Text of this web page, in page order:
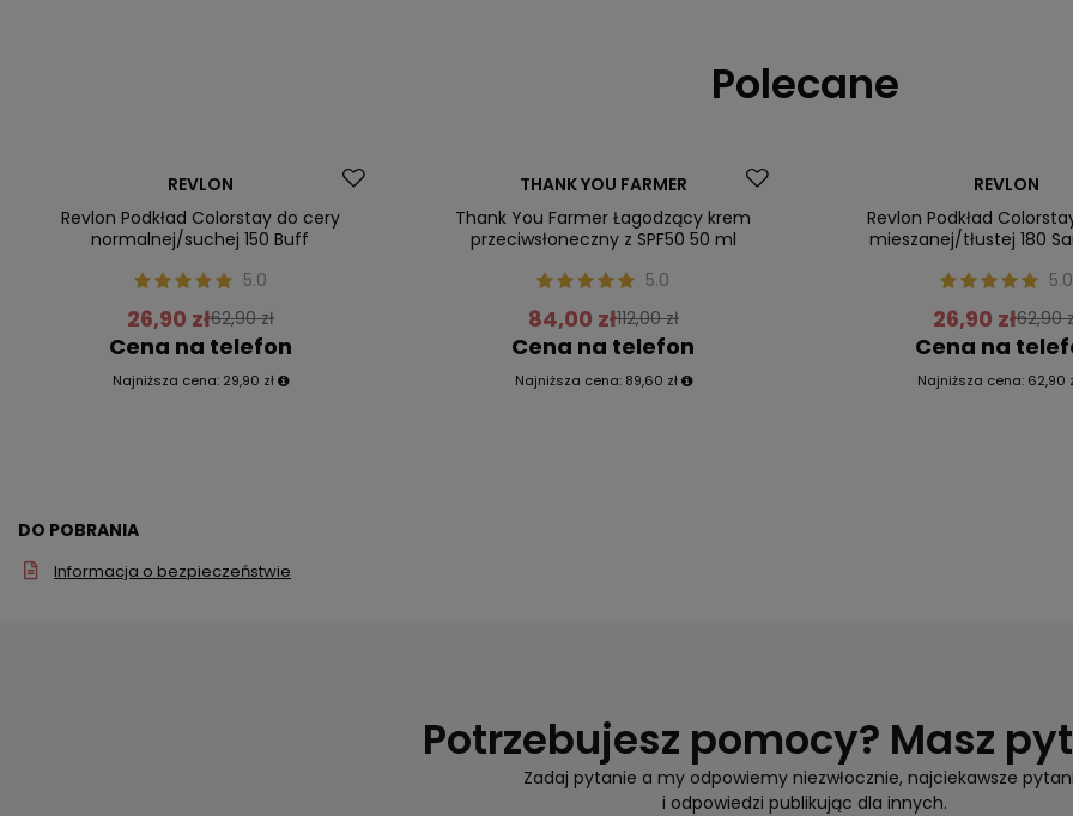
Polecane
REVLON
Revlon Podkład Colorstay do cery
normalnej/suchej 150 Buff
5.0
26,90 zł62,90 zł
Cena na telefon
Najniższa cena: 29,90 zł
THANK YOU FARMER
Thank You Farmer Łagodzący krem
przeciwsłoneczny z SPF50 50 ml
5.0
84,00 zł112,00 zł
Cena na telefon
Najniższa cena: 89,60 zł
REVLON
Revlon Podkład
mieszanej/tłustej 180
5.0
26,90 zł62,90
Cena na
Najniższa cena: 62,90
DO POBRANIA
Informacja o bezpieczeństwie
Potrzebujesz pomocy? Masz
Zadaj pytanie a my odpowiemy niezwłocznie, najciekawsze
i odpowiedzi publikując dla innych.